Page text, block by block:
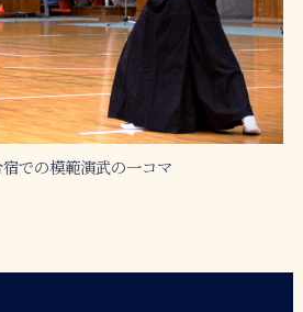
での模範演武の一コマ